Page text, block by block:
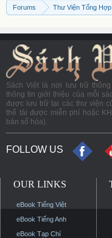
Forums Thư Viện Tổng Hợp
Sách Việt là nơi lưu trữ
thông tin giới thiệu của mỗi
được lưu trữ tại các thư viện
thể tải được miễn phí hoặc
bản số hóa).
FOLLOW US
OUR LINKS
eBook Tiếng Việt
eBook Tiếng Anh
eBook Tạp Chí